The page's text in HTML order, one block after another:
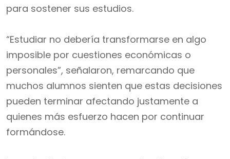
para sostener sus estudios.
“Estudiar no debería transformarse en algo
imposible por cuestiones económicas o
personales”, señalaron, remarcando que
muchos alumnos sienten que estas decisiones
pueden terminar afectando justamente a
quienes más esfuerzo hacen por continuar
formándose.